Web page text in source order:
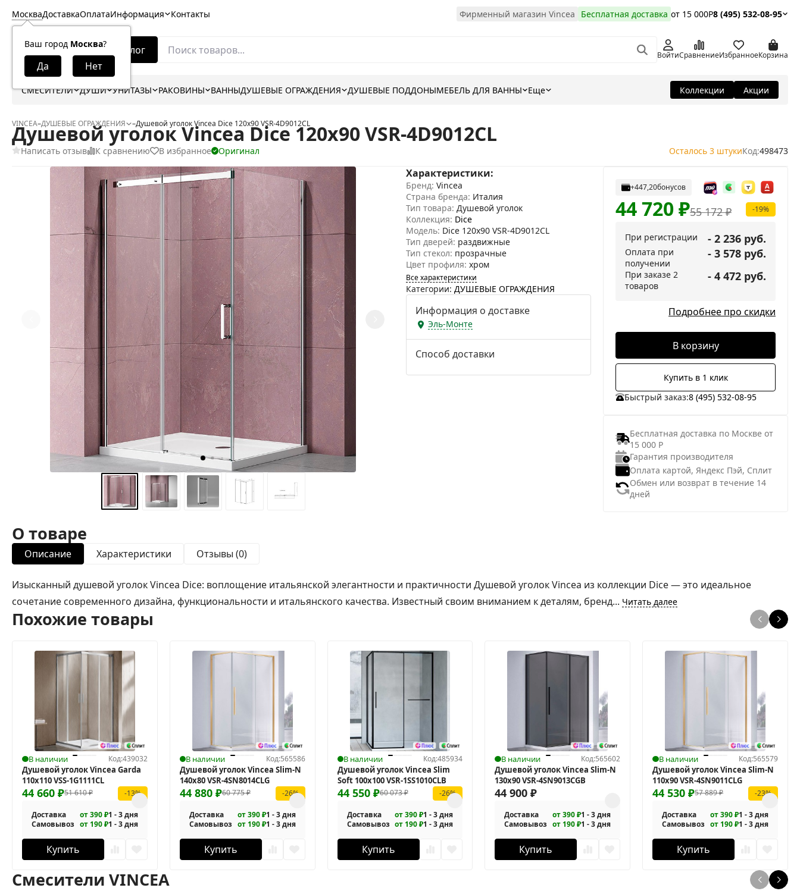
Москва
Ваш город Москва?
ДоставкаОплатаИнформация Контакты Фирменный магазин Vincea Бесплатная доставка от 15 000Р8 (495) 532-08-95
Каталог ВойтиСравнениеИзбранноеКорзина
СМЕСИТЕЛИ ДУШИ УНИТАЗЫ РАКОВИНЫ ВАННЫДУШЕВЫЕ ОГРАЖДЕНИЯ ДУШЕВЫЕ ПОДДОНЫМЕБЕЛЬ ДЛЯ ВАННЫ Еще Коллекции Акции
VINCEA–ДУШЕВЫЕ ОГРАЖДЕНИЯ –Душевой уголок Vincea Dice 120x90 VSR-4D9012CL
Душевой уголок Vincea Dice 120x90 VSR-4D9012CL
Написать отзыв К сравнению В избранное Оригинал Осталось 3 штукиКод:498473
Характеристики:
Бренд: Vincea
Страна бренда: Италия
Тип товара: Душевой уголок
Коллекция: Dice
Модель: Dice 120x90 VSR-4D9012CL
Тип дверей: раздвижные
Тип стекол: прозрачные
Цвет профиля: хром
Все характеристики
Категории: ДУШЕВЫЕ ОГРАЖДЕНИЯ
Информация о доставке
Эль-Монте
Способ доставки
+447,20бонусов
55 172₽
44 720₽ -19%
При регистрации - 2 236 руб.
Оплата при
получении
- 3 578 руб.
При заказе 2
товаров
- 4 472 руб.
Подробнее про скидки
В корзину
Купить в 1 клик
Быстрый заказ:8 (495) 532-08-95
Бесплатная доставка по Москве от
15 000 Р
Гарантия производителя
Оплата картой, Яндекс Пэй, Сплит
Обмен или возврат в течение 14
дней
О товаре
Описание Характеристики Отзывы (0)
Изысканный душевой уголок Vincea Dice: воплощение итальянской элегантности и практичности Душевой уголок Vincea из коллекции Dice — это идеальное
сочетание современного дизайна, функциональности и итальянского качества. Известный своим вниманием к деталям, бренд... Читать далее
Похожие товары
В наличии Код:439032
Душевой уголок Vincea Garda
110x110 VSS-1G1111CL
51 610₽
44 660 ₽ -13%
Доставка от 390 ₽1 - 3 дня
Самовывоз от 190 ₽1 - 3 дня
Купить
В наличии Код:565586
Душевой уголок Vincea Slim-N
140x80 VSR-4SN8014CLG
60 775₽
44 880 ₽ -26%
Доставка от 390 ₽1 - 3 дня
Самовывоз от 190 ₽1 - 3 дня
Купить
В наличии Код:485934
Душевой уголок Vincea Slim
Soft 100x100 VSR-1SS1010CLB
60 073₽
44 550 ₽ -26%
Доставка от 390 ₽1 - 3 дня
Самовывоз от 190 ₽1 - 3 дня
Купить
В наличии Код:565602
Душевой уголок Vincea Slim-N
130x90 VSR-4SN9013CGB
44 900₽
Доставка от 390 ₽1 - 3 дня
Самовывоз от 190 ₽1 - 3 дня
Купить
В наличии Код:565579
Душевой уголок Vincea Slim-N
110x90 VSR-4SN9011CLG
57 889₽
44 530₽ -23%
Доставка от 390 ₽1 - 3 дня
Самовывоз от 190 ₽1 - 3 дня
Купить
Смесители VINCEA